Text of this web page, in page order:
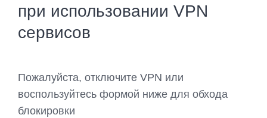
при использовании VPN
сервисов
Пожалуйста, отключите VPN или
воспользуйтесь формой ниже для обхода
блокировки